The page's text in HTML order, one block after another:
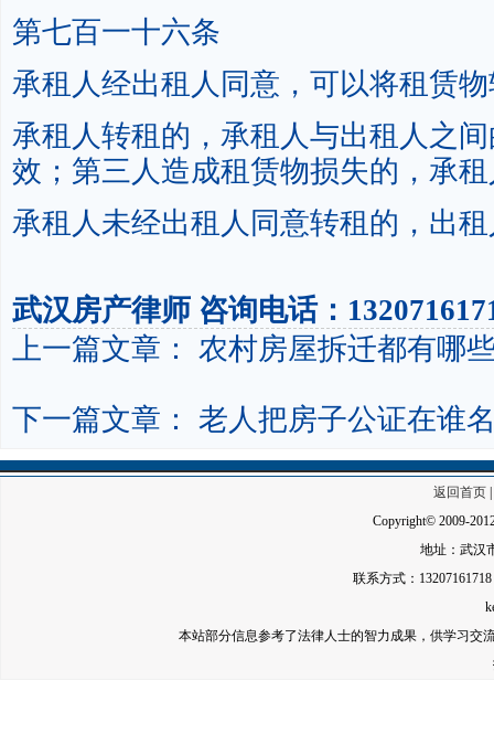
第七百一十六条
承租人经出租人同意，可以将租赁
承租人转租的，承租人与出租人之
效；第三人造成租赁物损失的，承
承租人未经出租人同意转租的，出
武汉房产律师 咨询电话：
上一篇文章： 农村房屋拆迁都有哪
下一篇文章： 老人把房子公证在谁
返回首页
Copyright© 2009-
地址：武汉
联系方式：13207161718
本站部分信息参考了法律人士的智力成果，供学习交